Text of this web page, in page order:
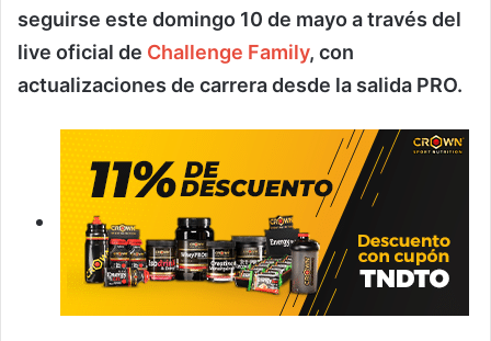
seguirse este domingo 10 de mayo a través del
live oficial de Challenge Family, con
actualizaciones de carrera desde la salida PRO.